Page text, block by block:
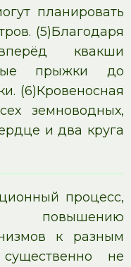
планировать
(5)Благодаря
квакши
прыжки до
(6)Кровеносная
земноводных,
и два круга
процесс,
к разным
не